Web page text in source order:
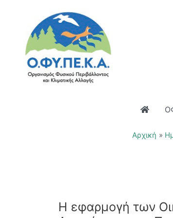
περιεχόμενο
Αρχική
Η εφαρμογή των